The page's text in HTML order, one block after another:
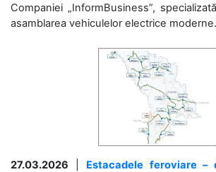
Companiei „InformBusiness”,
asamblarea vehiculelor electrice
27.03.2026
Estacadele feroviare –